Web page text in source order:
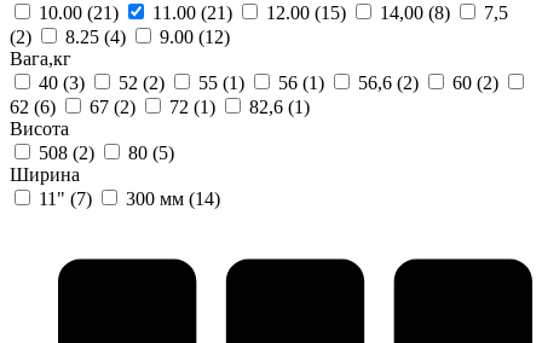
10.00 (21) 11.00 (21) 12.00 (15) 14,00 (8)
7,5
(2)
8.25 (4) 9.00 (12)
Вага,кг
40 (3) 52 (2) 55 (1) 56 (1) 56,6 (2) 60 (2)
62 (6) 67 (2) 72 (1) 82,6 (1)
Висота
508 (2) 80 (5)
Ширина
11" (7) 300 мм (14)